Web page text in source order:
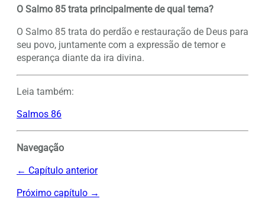
O Salmo 85 trata principalmente de qual tema?
O Salmo 85 trata do perdão e restauração de Deus para
seu povo, juntamente com a expressão de temor e
esperança diante da ira divina.
Leia também:
Salmos 86
Navegação
← Capítulo anterior
Próximo capítulo →